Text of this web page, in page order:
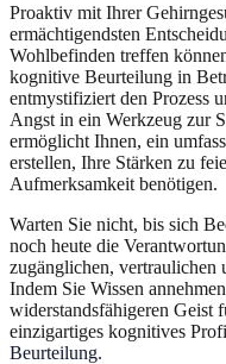
Proaktiv mit Ihrer
ermächtigendsten
Wohlbefinden treffen
kognitive Beurteilung in
entmystifiziert den Prozess
Angst in ein Werkzeug zur
ermöglicht Ihnen, ein
erstellen, Ihre Stärken zu
Aufmerksamkeit benötigen.
Warten Sie nicht, bis sich
noch heute die
zugänglichen, vertraulichen
Indem Sie Wissen
widerstandsfähigeren Geist
einzigartiges kognitives
Beurteilung.